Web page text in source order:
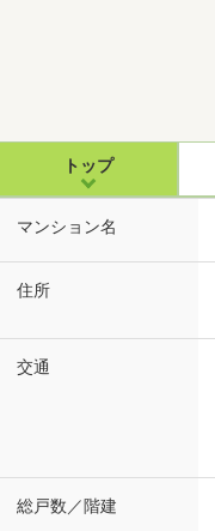
トップ
マンション名
住所
交通
総戸数／階建